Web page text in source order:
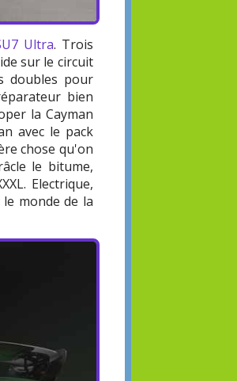
Ultra. Trois
sur le circuit
doubles pour
bien
la Cayman
avec le pack
chose qu'on
le bitume,
Electrique,
monde de la